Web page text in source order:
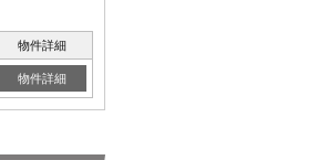
物件詳細
物件詳細